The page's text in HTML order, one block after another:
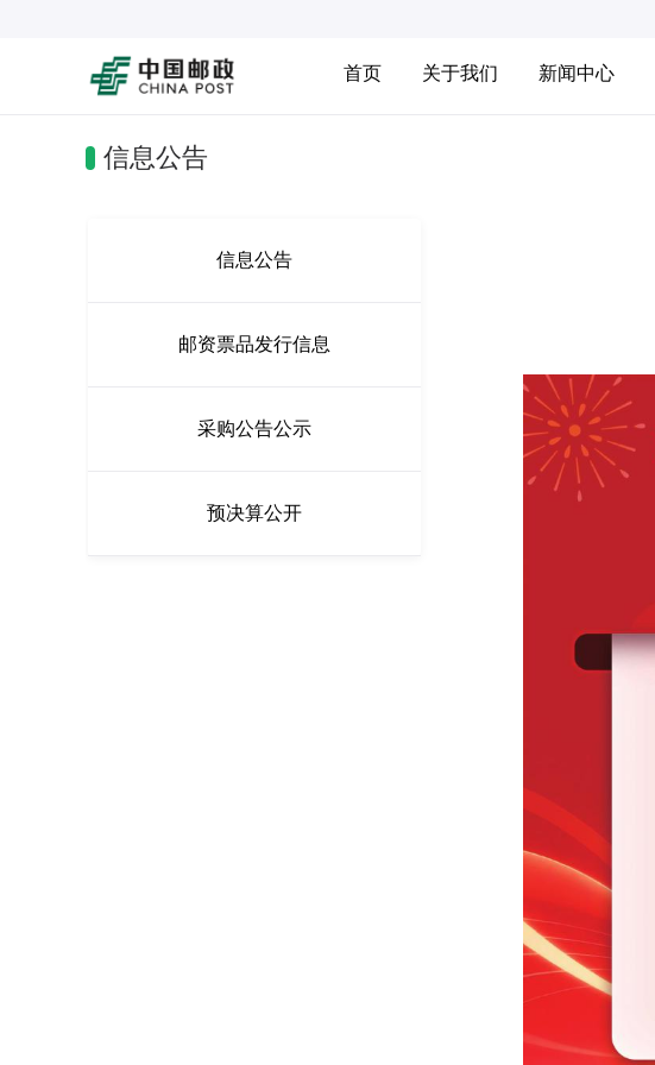
首页 关于我们 新闻中心
信息公告
信息公告
邮资票品发行信息
采购公告公示
预决算公开